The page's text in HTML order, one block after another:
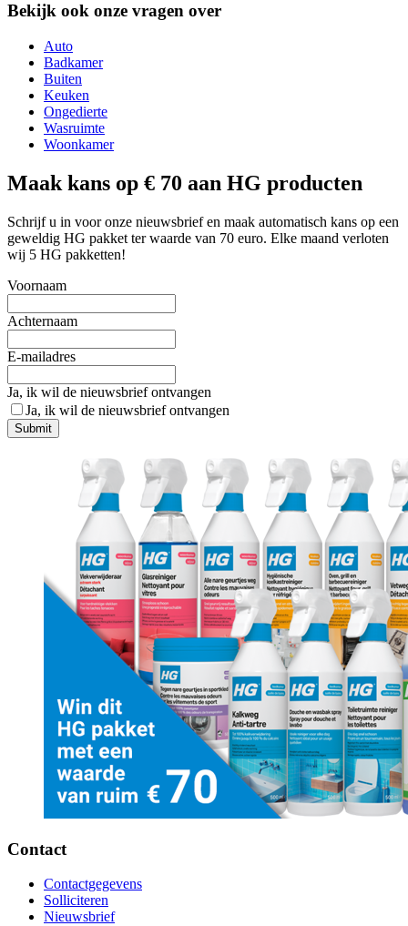
Bekijk ook onze vragen over
Auto
Badkamer
Buiten
Keuken
Ongedierte
Wasruimte
Woonkamer
Maak kans op € 70 aan HG producten
Schrijf u in voor onze nieuwsbrief en maak automatisch kans op een
geweldig HG pakket ter waarde van 70 euro. Elke maand verloten
wij 5 HG pakketten!
Voornaam
Achternaam
E-mailadres
Ja, ik wil de nieuwsbrief ontvangen
Ja, ik wil de nieuwsbrief ontvangen
Submit
Contact
Contactgegevens
Solliciteren
Nieuwsbrief